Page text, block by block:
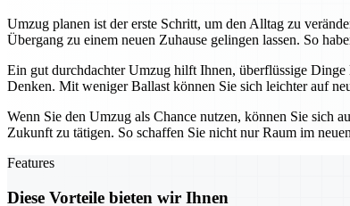
Umzug planen ist der erste Schritt, um den Alltag zu
Übergang zu einem neuen Zuhause gelingen lassen. So
Ein gut durchdachter Umzug hilft Ihnen, überflüssige
Denken. Mit weniger Ballast können Sie sich leichter auf
Wenn Sie den Umzug als Chance nutzen, können Sie sich
Zukunft zu tätigen. So schaffen Sie nicht nur Raum im
Features
Diese Vorteile bieten wir Ihnen